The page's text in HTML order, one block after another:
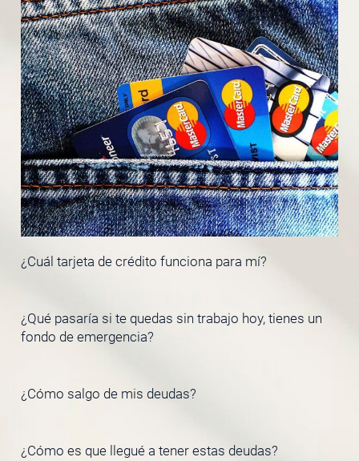
¿Cuál tarjeta de crédito funciona para mí?
¿Qué pasaría si te quedas sin trabajo hoy, tienes un
fondo de emergencia?
¿Cómo salgo de mis deudas?
¿Cómo es que llegué a tener estas deudas?